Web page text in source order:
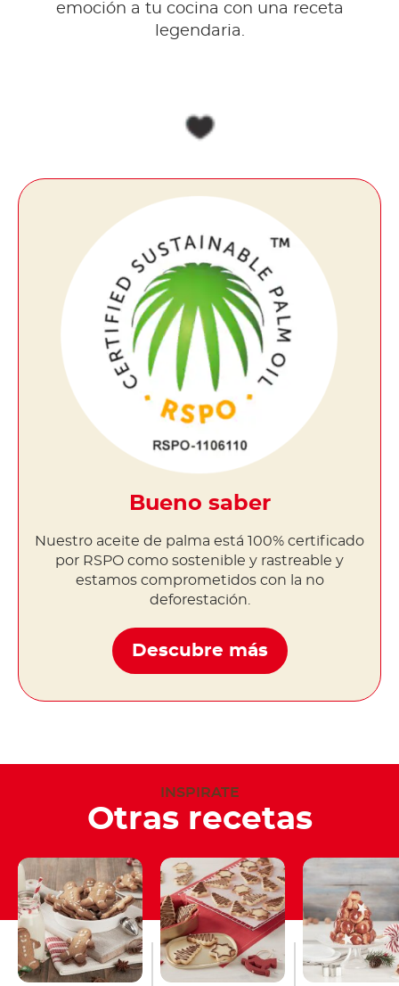
emoción a tu cocina con una receta
legendaria.
Bueno saber
Nuestro aceite de palma está 100% certificado
por RSPO como sostenible y rastreable y
estamos comprometidos con la no
deforestación.
Descubre más
INSPIRATE
Otras recetas